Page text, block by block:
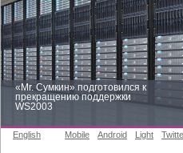
«Mr. Сумкин» подготовился к
прекращению поддержки
WS2003
English Mobile Android Light